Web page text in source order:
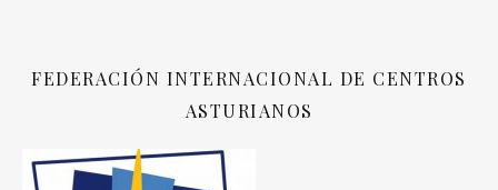
FEDERACIÓN INTERNACIONAL DE CENTROS
ASTURIANOS